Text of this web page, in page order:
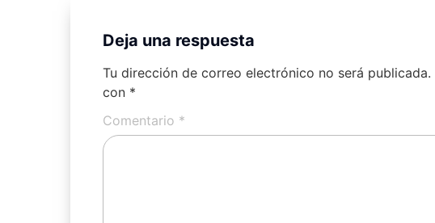
Deja una respuesta
Tu dirección de correo electrónico no será publicada.
con *
Comentario *